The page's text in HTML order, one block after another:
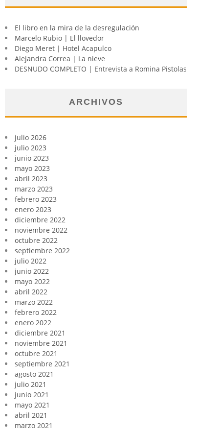
El libro en la mira de la desregulación
Marcelo Rubio | El llovedor
Diego Meret | Hotel Acapulco
Alejandra Correa | La nieve
DESNUDO COMPLETO | Entrevista a Romina Pistolas
ARCHIVOS
julio 2026
julio 2023
junio 2023
mayo 2023
abril 2023
marzo 2023
febrero 2023
enero 2023
diciembre 2022
noviembre 2022
octubre 2022
septiembre 2022
julio 2022
junio 2022
mayo 2022
abril 2022
marzo 2022
febrero 2022
enero 2022
diciembre 2021
noviembre 2021
octubre 2021
septiembre 2021
agosto 2021
julio 2021
junio 2021
mayo 2021
abril 2021
marzo 2021